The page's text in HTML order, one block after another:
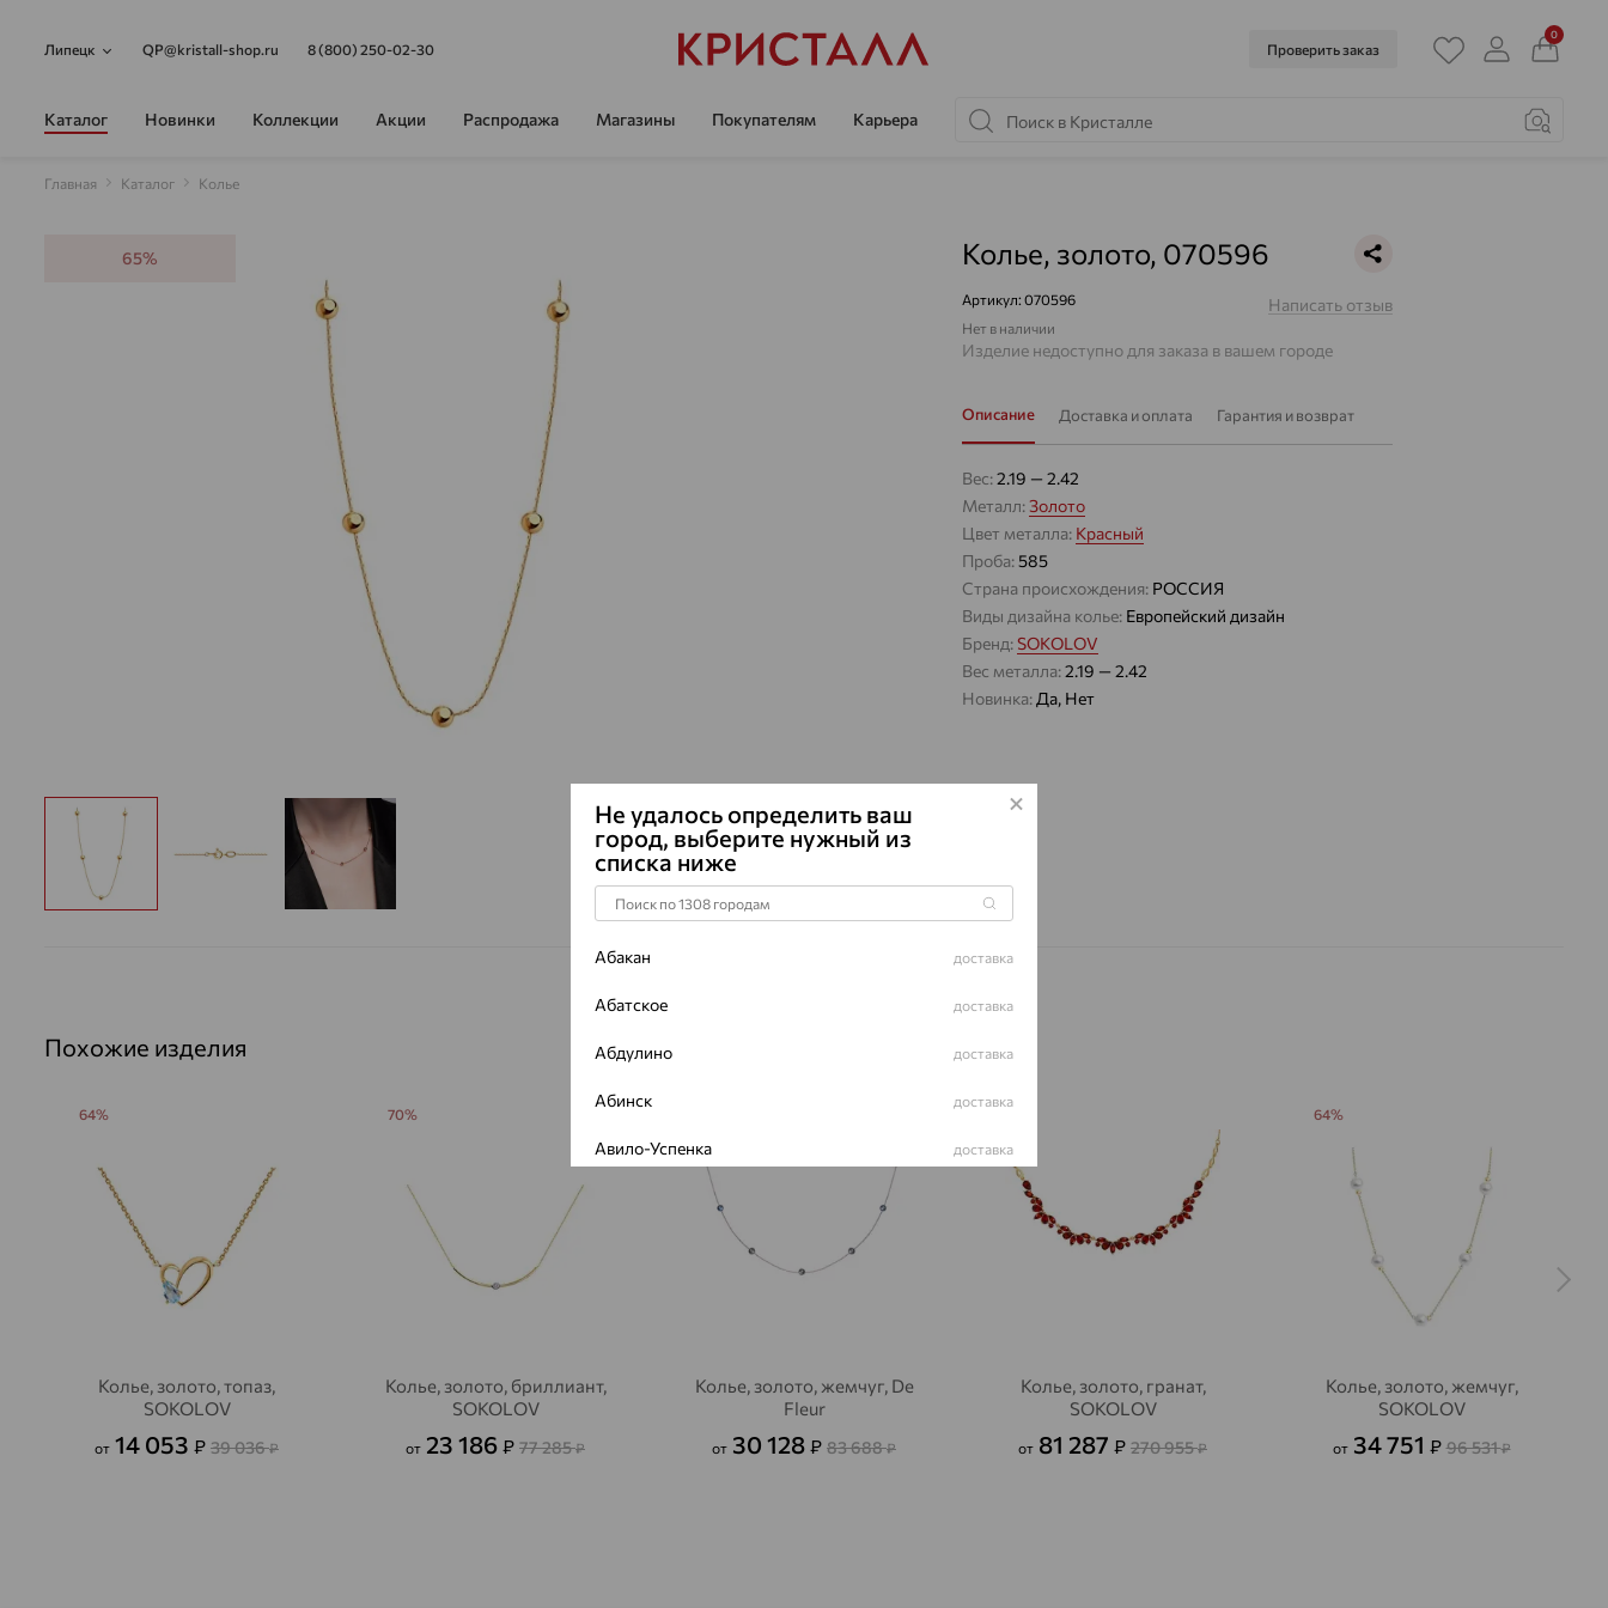
Липецк QP@kristall-shop.ru 8 (800) 250-02-30 Проверить заказ
0
Каталог Новинки Коллекции Акции Распродажа Магазины Покупателям Карьера
Главная Каталог Колье
65% Колье, золото, 070596
Артикул: 070596 Написать отзыв
Нет в наличии
Изделие недоступно для заказа в вашем городе
Описание Доставка и оплата Гарантия и возврат
Вес:2.19 — 2.42
Металл:Золото
Цвет металла: Красный
Проба:585
Страна происхождения: РОССИЯ
Виды дизайна колье: Европейский дизайн
Бренд:SOKOLOV
Вес металла:2.19 — 2.42
Новинка: Да, Нет
Похожие изделия
Колье, золото, топаз,
SOKOLOV
от 14 053 ₽ 39 036₽
64%
Колье, золото, бриллиант,
SOKOLOV
от 23 186 ₽ 77 285₽
70%
Колье, золото, жемчуг, De
Fleur
от 30 128 ₽ 83 688₽
Колье, золото, гранат,
SOKOLOV
от 81 287 ₽ 270 955₽
Колье, золото, жемчуг,
SOKOLOV
от 34 751 ₽ 96 531₽
64%
Не удалось определить ваш
город, выберите нужный из
списка ниже
Абакан доставка
Абатское доставка
Абдулино доставка
Абинск доставка
Авило-Успенка доставка
Агрыз